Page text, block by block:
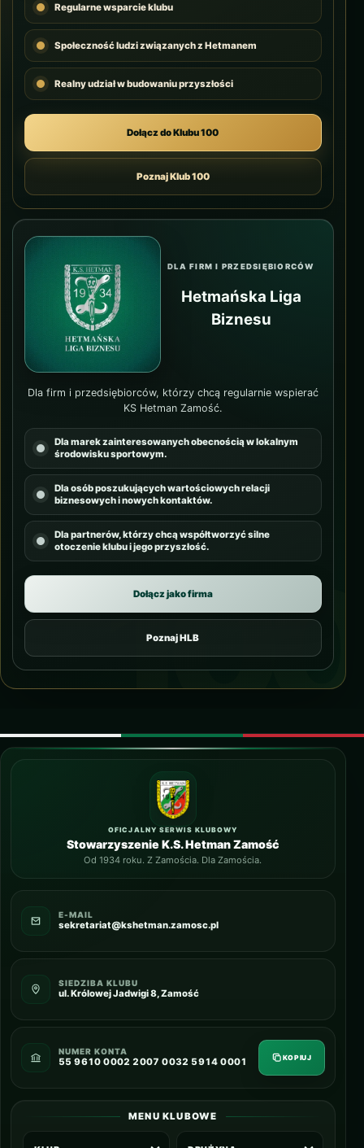
Regularne wsparcie klubu
Społeczność ludzi związanych z Hetmanem
Realny udział w budowaniu przyszłości
Dołącz do Klubu 100
Poznaj Klub 100
DLA FIRM I PRZEDSIĘBIORCÓW
Hetmańska Liga
Biznesu
Dla firm i przedsiębiorców, którzy chcą regularnie wspierać
KS Hetman Zamość.
Dla marek zainteresowanych obecnością w lokalnym
środowisku sportowym.
Dla osób poszukujących wartościowych relacji
biznesowych i nowych kontaktów.
Dla partnerów, którzy chcą współtworzyć silne
otoczenie klubu i jego przyszłość.
Dołącz jako firma
Poznaj HLB
OFICJALNY SERWIS KLUBOWY
Stowarzyszenie K.S. Hetman Zamość
Od 1934 roku. Z Zamościa. Dla Zamościa.
E-MAIL
sekretariat@kshetman.zamosc.pl
SIEDZIBA KLUBU
ul. Królowej Jadwigi 8, Zamość
NUMER KONTA
55 9610 0002 2007 0032 5914 0001 KOPIUJ
MENU KLUBOWE